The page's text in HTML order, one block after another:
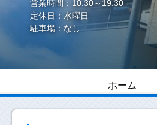
営業時間：10:30～19:30
定休日：水曜日
駐車場：なし
ホーム